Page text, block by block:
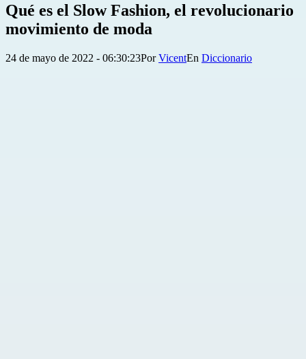
Qué es el Slow Fashion, el revolucionario
movimiento de moda
Publicada
24 de mayo de 2022 - 06:30:23PorVicent
Categorizado
Diccionario